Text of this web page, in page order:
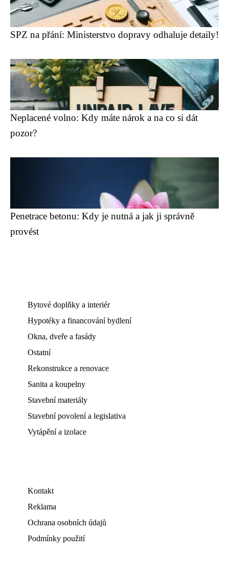
SPZ na přání: Ministerstvo dopravy odhaluje detaily!
Neplacené volno: Kdy máte nárok a na co si dát
pozor?
Penetrace betonu: Kdy je nutná a jak ji správně
provést
Bytové doplňky a interiér
Hypotéky a financování bydlení
Okna, dveře a fasády
Ostatní
Rekonstrukce a renovace
Sanita a koupelny
Stavební materiály
Stavební povolení a legislativa
Vytápění a izolace
Kontakt
Reklama
Ochrana osobních údajů
Podmínky použití